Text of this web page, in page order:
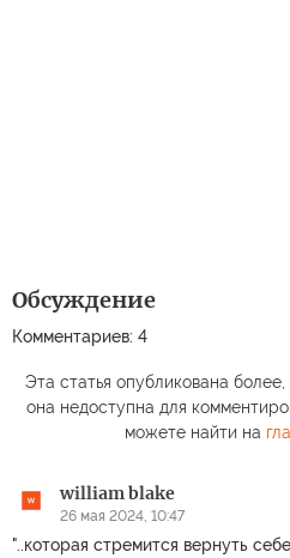
Обсуждение
Комментариев: 4
Эта статья опубликована более,
она недоступна для
можете найти на
william blake
26 мая 2024, 10:47
"..которая стремится вернуть